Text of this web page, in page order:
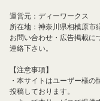
運営元：ディーワークス
所在地：神奈川県相模原市
お問い合わせ・広告掲載に
連絡下さい。
【注意事項】
・本サイトはユーザー様
投稿しております。